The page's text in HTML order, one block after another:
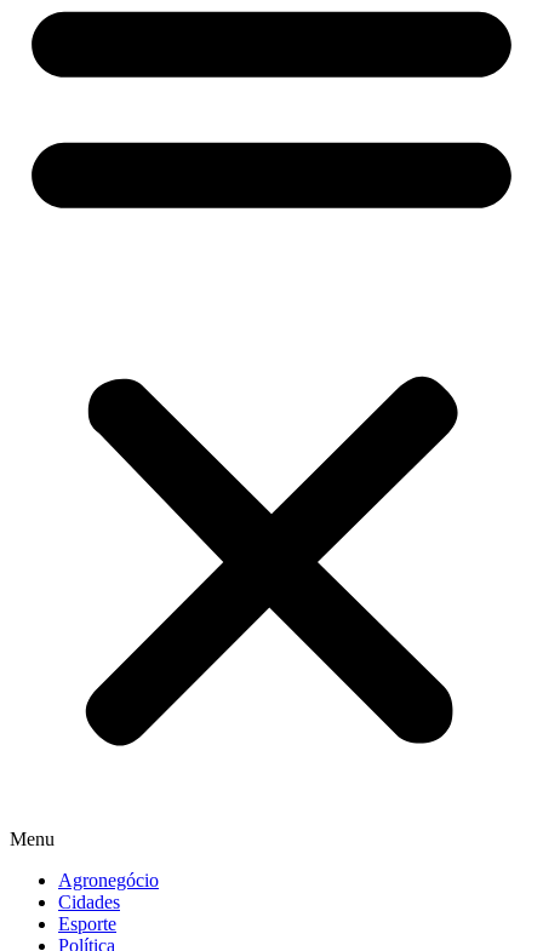
Menu
Agronegócio
Cidades
Esporte
Política